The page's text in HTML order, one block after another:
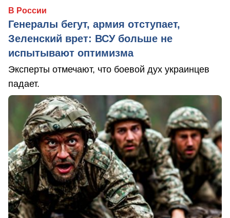
В России
Генералы бегут, армия отступает,
Зеленский врет: ВСУ больше не
испытывают оптимизма
Эксперты отмечают, что боевой дух украинцев
падает.